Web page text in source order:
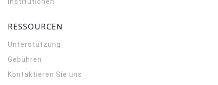
RESSOURCEN
Unterstützung
Gebühren
Kontaktieren Sie uns